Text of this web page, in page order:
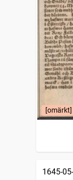
[omärkt]
1645-